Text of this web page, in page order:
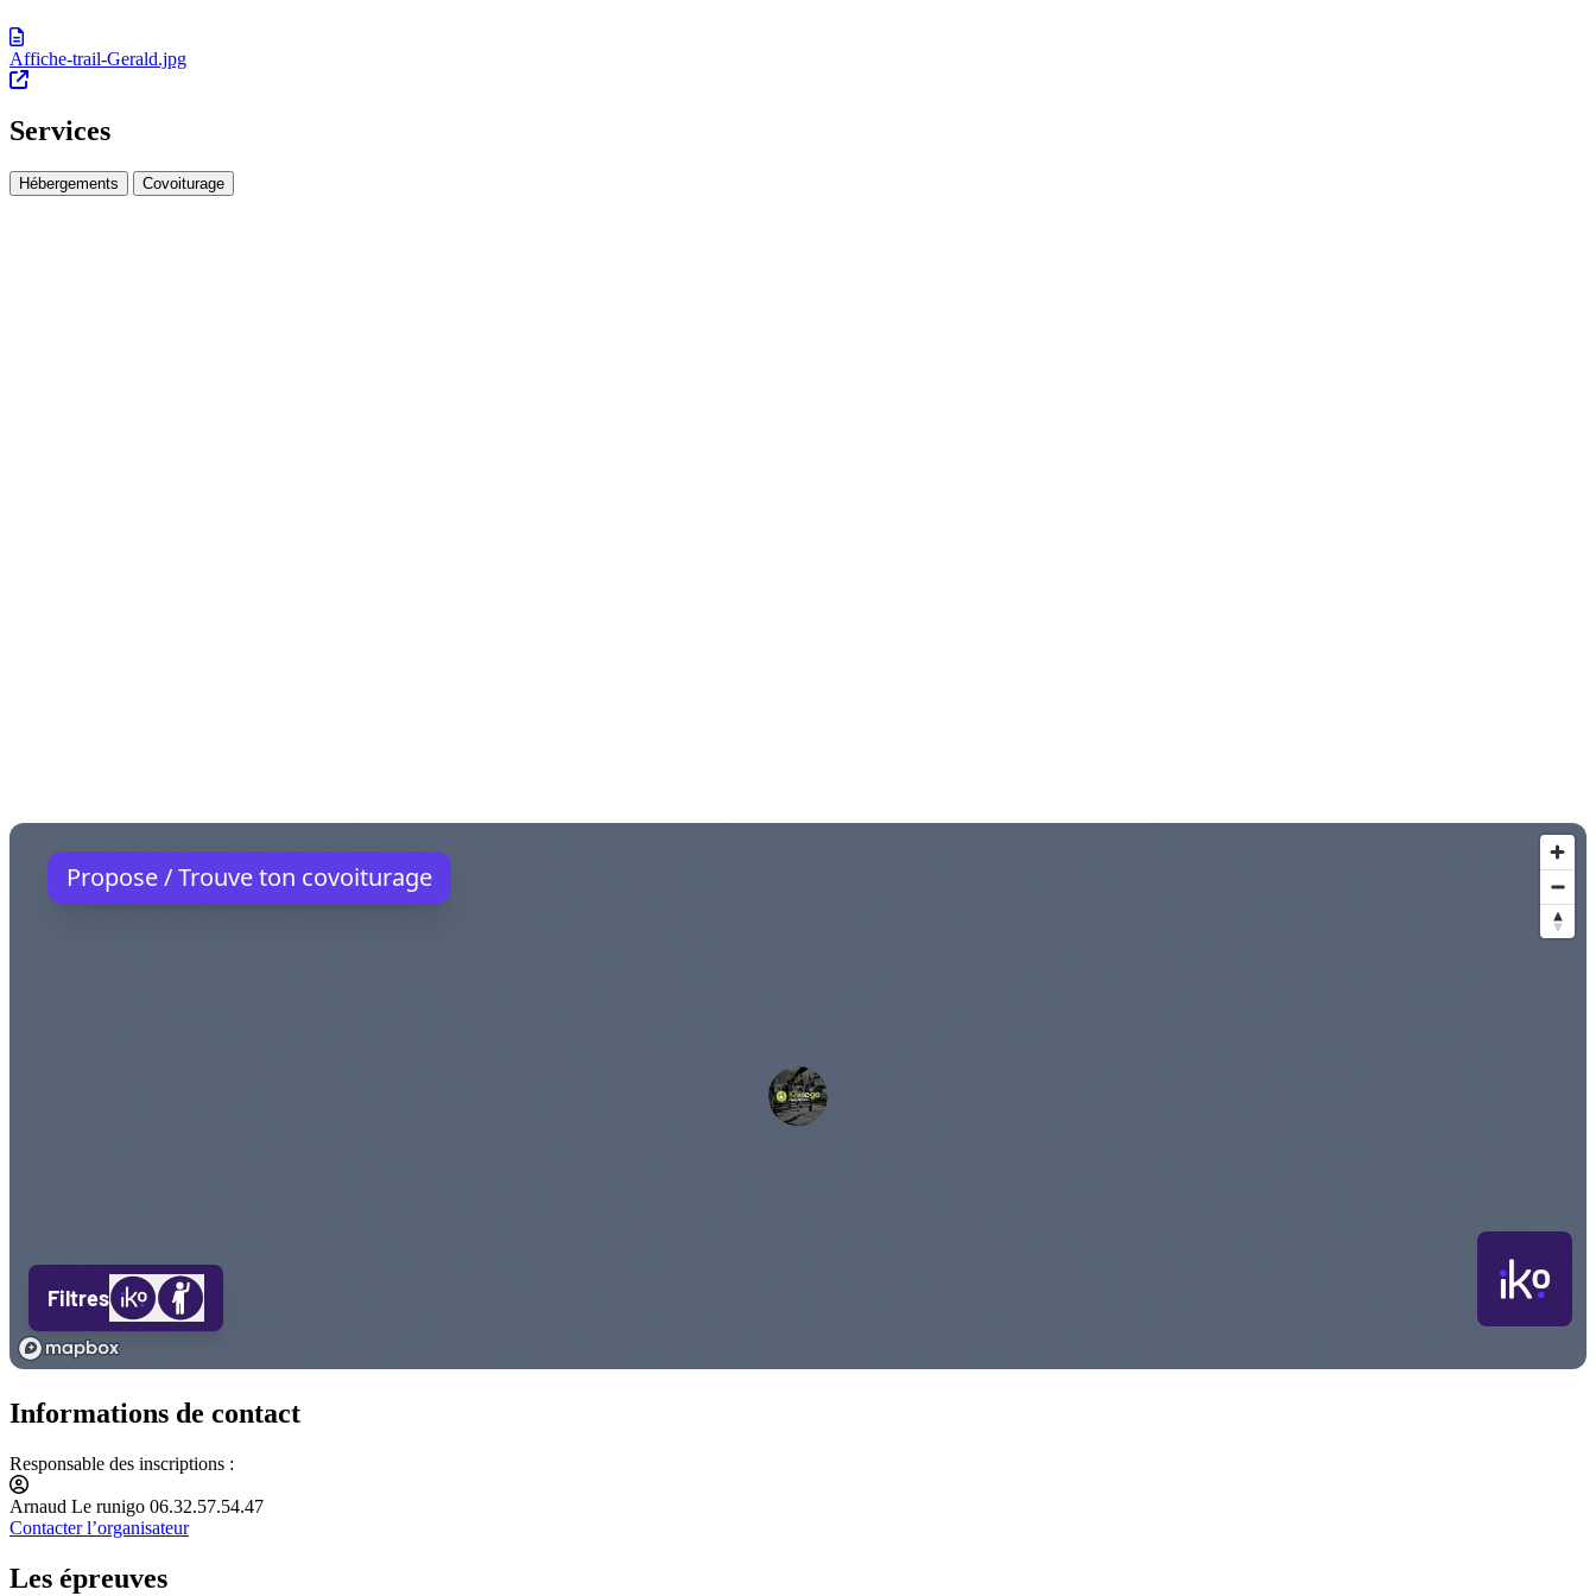
Affiche-trail-Gerald.jpg
Services
Hébergements Covoiturage
Informations de contact
Responsable des inscriptions :
Arnaud Le runigo 06.32.57.54.47
Contacter l’organisateur
Les épreuves